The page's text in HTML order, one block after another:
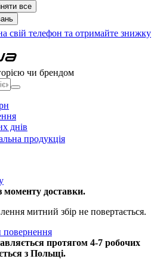
все
свій телефон та отримайте знижку
чи брендом
днів
продукція
моменту доставки.
митний збір не повертається.
повернення
протягом 4-7 робочих
з Польщі.